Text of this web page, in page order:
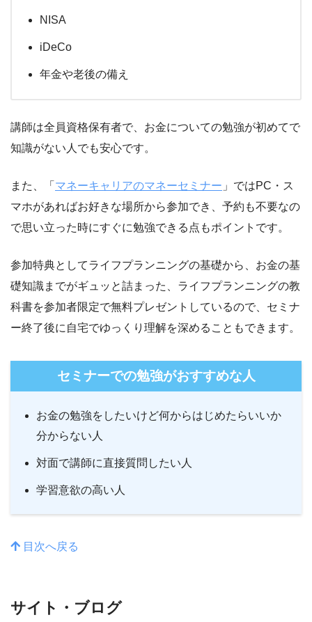
NISA
iDeCo
年金や老後の備え
講師は全員資格保有者で、お金についての勉強が初めてで
知識がない人でも安心です。
また、「 マネーキャリアのマネーセミナー 」ではPC・ス
マホがあればお好きな場所から参加でき、予約も不要なの
で思い立った時にすぐに勉強できる点もポイントです。
参加特典としてライフプランニングの基礎から、お金の基
礎知識までがギュッと詰まった、ライフプランニングの教
科書を参加者限定で無料プレゼントしているので、セミナ
ー終了後に自宅でゆっくり理解を深めることもできます。
セミナーでの勉強がおすすめな人
お金の勉強をしたいけど何からはじめたらいいか
分からない人
対面で講師に直接質問したい人
学習意欲の高い人
目次へ戻る
サイト・ブログ